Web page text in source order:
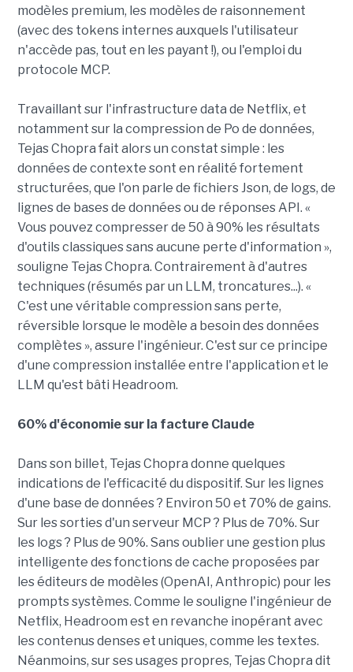
modèles premium, les modèles de raisonnement
(avec des tokens internes auxquels l'utilisateur
n'accède pas, tout en les payant !), ou l'emploi du
protocole MCP.
Travaillant sur l'infrastructure data de Netflix, et
notamment sur la compression de Po de données,
Tejas Chopra fait alors un constat simple : les
données de contexte sont en réalité fortement
structurées, que l'on parle de fichiers Json, de logs, de
lignes de bases de données ou de réponses API. «
Vous pouvez compresser de 50 à 90% les résultats
d'outils classiques sans aucune perte d'information »,
souligne Tejas Chopra. Contrairement à d'autres
techniques (résumés par un LLM, troncatures...). «
C'est une véritable compression sans perte,
réversible lorsque le modèle a besoin des données
complètes », assure l'ingénieur. C'est sur ce principe
d'une compression installée entre l'application et le
LLM qu'est bâti Headroom.
60% d'économie sur la facture Claude
Dans son billet, Tejas Chopra donne quelques
indications de l'efficacité du dispositif. Sur les lignes
d'une base de données ? Environ 50 et 70% de gains.
Sur les sorties d'un serveur MCP ? Plus de 70%. Sur
les logs ? Plus de 90%. Sans oublier une gestion plus
intelligente des fonctions de cache proposées par
les éditeurs de modèles (OpenAI, Anthropic) pour les
prompts systèmes. Comme le souligne l'ingénieur de
Netflix, Headroom est en revanche inopérant avec
les contenus denses et uniques, comme les textes.
Néanmoins, sur ses usages propres, Tejas Chopra dit